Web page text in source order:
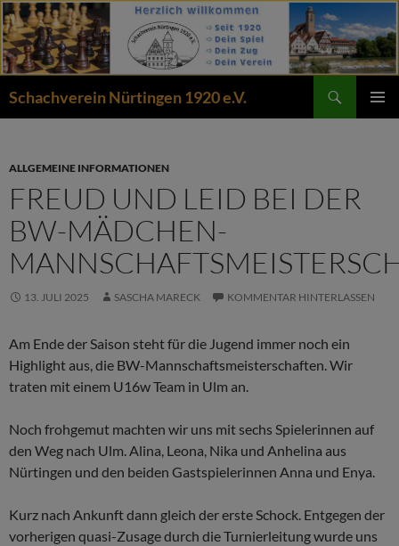
Zum
Inhalt
springen
Schachverein Nürtingen 1920 e.V.
ALLGEMEINE INFORMATIONEN
FREUD UND LEID BEI DER
BW-MÄDCHEN-
13. JULI 2025 SASCHA MARECK KOMMENTAR HINTERLASSEN
Am Ende der Saison steht für die Jugend immer noch ein
Highlight aus, die BW-Mannschaftsmeisterschaften. Wir
traten mit einem U16w Team in Ulm an.
Noch frohgemut machten wir uns mit sechs Spielerinnen auf
den Weg nach Ulm. Alina, Leona, Nika und Anhelina aus
Nürtingen und den beiden Gastspielerinnen Anna und Enya.
Kurz nach Ankunft dann gleich der erste Schock. Entgegen der
vorherigen quasi-Zusage durch die Turnierleitung wurde uns